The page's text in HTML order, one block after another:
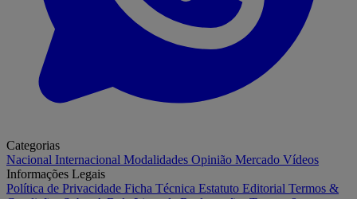
Categorias
Nacional Internacional Modalidades Opinião Mercado Vídeos
Informações Legais
Política de Privacidade Ficha Técnica Estatuto Editorial Termos &